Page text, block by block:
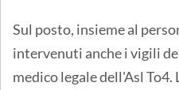
Sul posto, insieme al
intervenuti anche i vigili
medico legale dell'Asl